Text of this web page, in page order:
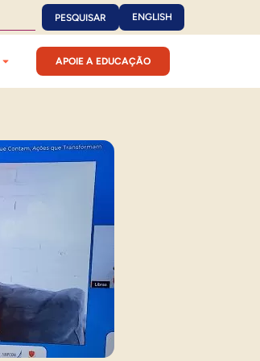
PESQUISAR ENGLISH
APOIE A EDUCAÇÃO